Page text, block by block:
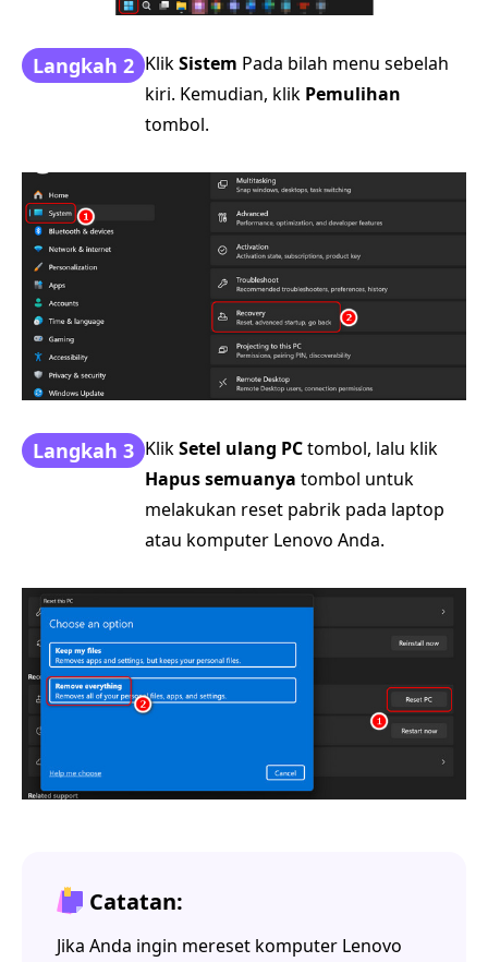
Langkah 2 KlikSistem Pada bilah menu sebelah
kiri. Kemudian, klik Pemulihan
tombol.
Langkah 3 KlikSetel ulang PCtombol, lalu klik
Hapus semuanya tombol untuk
melakukan reset pabrik pada laptop
atau komputer Lenovo Anda.
Catatan:
Jika Anda ingin mereset komputer Lenovo